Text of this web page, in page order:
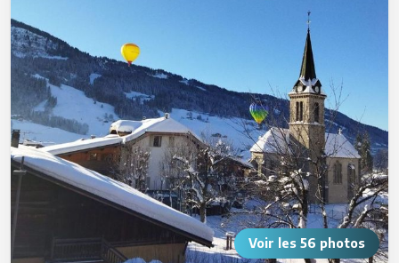
Restaurants
Animations
Services
Voir les 56 photos